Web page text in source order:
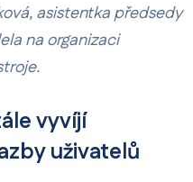
asistentka předsedy
na organizaci
vyvíjí
uživatelů